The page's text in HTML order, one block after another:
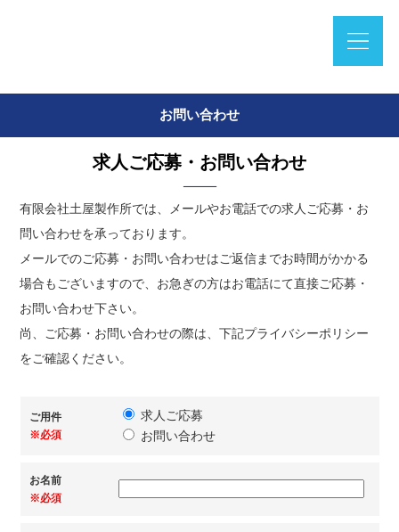
お問い合わせ
求人ご応募・お問い合わせ
有限会社土屋製作所では、メールやお電話での求人ご応募・お
問い合わせを承っております。
メールでのご応募・お問い合わせはご返信までお時間がかかる
場合もございますので、お急ぎの方はお電話にて直接ご応募・
お問い合わせ下さい。
尚、ご応募・お問い合わせの際は、下記プライバシーポリシー
をご確認ください。
ご用件
※必須
求人ご応募
お問い合わせ
お名前
※必須